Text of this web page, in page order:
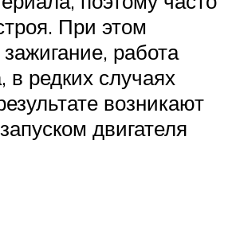
При этом
работа
в редких случаях
возникают
двигателя